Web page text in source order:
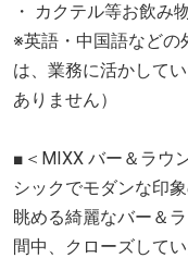
・ カクテル等お飲み
※英語・中国語などの
は、業務に活かして
ありません）
■＜MIXX バー＆ラウ
シックでモダンな印
眺める綺麗なバー＆
間中、クローズして